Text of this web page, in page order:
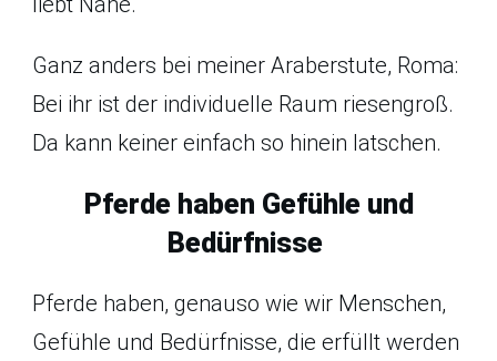
Ganz anders bei meiner Araberstute, Roma:
Bei ihr ist der individuelle Raum riesengroß.
Da kann keiner einfach so hinein latschen.
Pferde haben Gefühle und
Bedürfnisse
Pferde haben, genauso wie wir Menschen,
Gefühle und Bedürfnisse, die erfüllt werden